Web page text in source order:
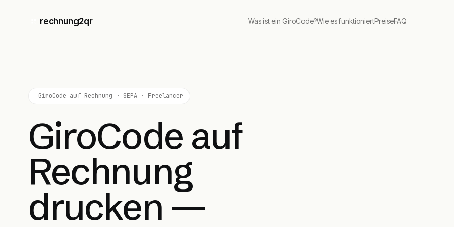
rechnung2qr Was ist ein GiroCode?Wie es funktioniertPreiseFAQ
GiroCode auf Rechnung · SEPA · Freelancer
GiroCode auf
Rechnung
drucken —